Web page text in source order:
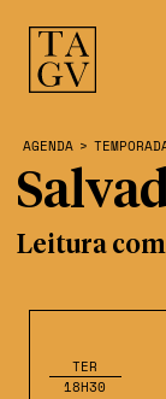
TER
18H30
AGENDA >
Leitura